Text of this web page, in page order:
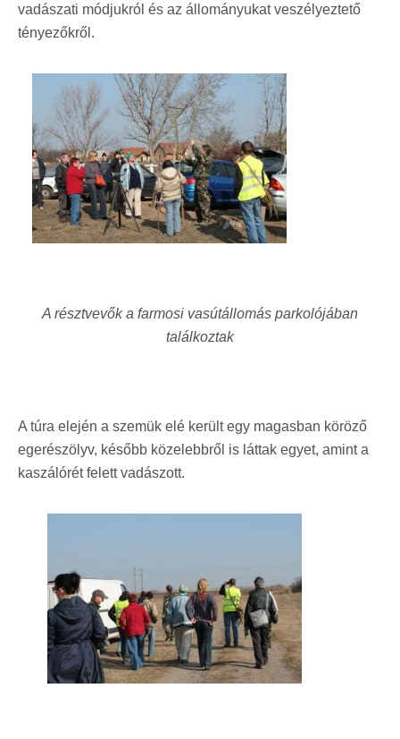
vadászati módjukról és az állományukat veszélyeztető
tényezőkről.
A résztvevők a farmosi vasútállomás parkolójában
találkoztak
A túra elején a szemük elé került egy magasban köröző
egerészölyv, később közelebbről is láttak egyet, amint a
kaszálórét felett vadászott.